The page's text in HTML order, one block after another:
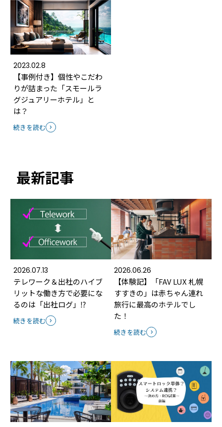
2023.02.8
【事例付き】個性やこだわ
りが詰まった「スモールラ
グジュアリーホテル」と
は？
続きを読む
最新記事
2026.07.13
テレワーク＆出社のハイブ
リットな働き方で必要にな
るのは「出社ログ」⁉
続きを読む
2026.06.26
【体験記】「FAV LUX 札幌
すすきの」は赤ちゃん連れ
旅行に最高のホテルでし
た！
続きを読む